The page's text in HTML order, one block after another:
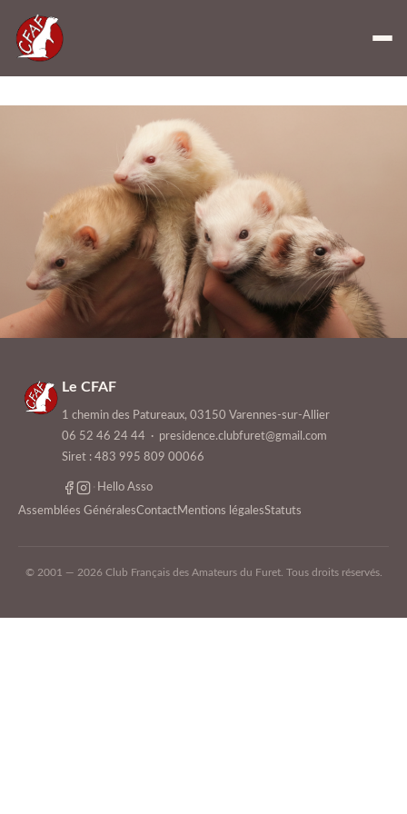
Statuts 2025
Le CFAF
1 chemin des Patureaux, 03150 Varennes-sur-Allier
06 52 46 24 44 · presidence.clubfuret@gmail.com
Siret : 483 995 809 00066
· Hello Asso
Assemblées GénéralesContactMentions légalesStatuts
© 2001 — 2026 Club Français des Amateurs du Furet. Tous droits réservés.